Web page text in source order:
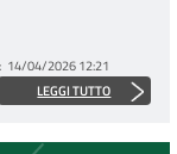
14/04/2026 12:21
LEGGI TUTTO